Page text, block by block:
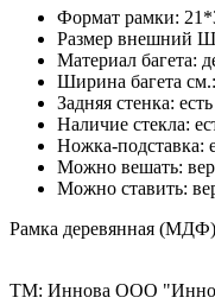
Формат рамки:
Размер внешний
Материал багета:
Ширина багета
Задняя стенка:
Наличие стекла:
Ножка-подставка:
Можно вешать:
Можно ставить:
Рамка деревянная
ТМ: Иннова ООО